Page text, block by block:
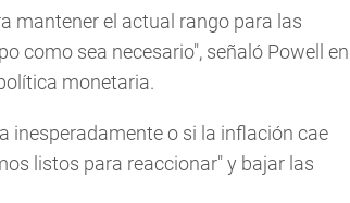
mantener el actual rango para las
como sea necesario", señaló Powell en
monetaria.
inesperadamente o si la inflación cae
listos para reaccionar" y bajar las